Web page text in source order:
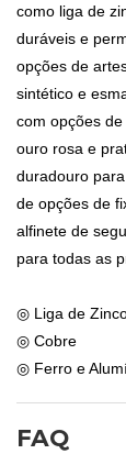
como liga de
duráveis ​​e
opções de
sintético e
com opções
ouro rosa e
duradouro
de opções de
alfinete de
para todas as
◎ Liga de
◎ Cobre
◎ Ferro e
FAQ